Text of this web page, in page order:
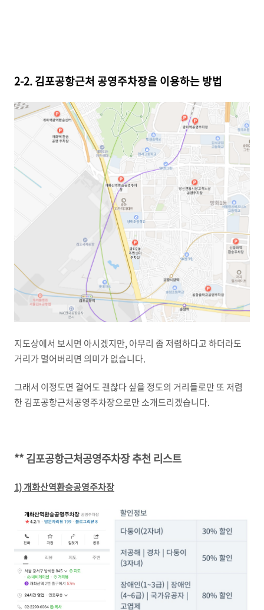
2-2. 김포공항근처 공영주차장을 이용하는 방법
지도상에서 보시면 아시겠지만, 아무리 좀 저렴하다고 하더라도
거리가 멀어버리면 의미가 없습니다.
그래서 이정도면 걸어도 괜찮다 싶을 정도의 거리들로만 또 저렴
한 김포공항근처공영주차장으로만 소개드리겠습니다.
** 김포공항근처공영주차장 추천 리스트
1) 개화산역환승공영주차장